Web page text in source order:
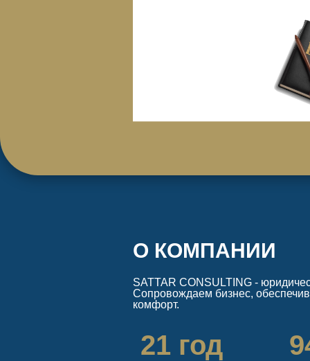
О КОМПАНИИ
SATTAR CONSULTING -
Сопровождаем бизнес,
комфорт.
21 год